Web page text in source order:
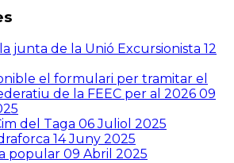
junta de la Unió Excursionista 12
el formulari per tramitar el
de la FEEC per al 2026 09
del Taga 06 Juliol 2025
14 Juny 2025
popular 09 Abril 2025